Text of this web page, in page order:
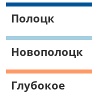
Полоцк
Новополоцк
Глубокое